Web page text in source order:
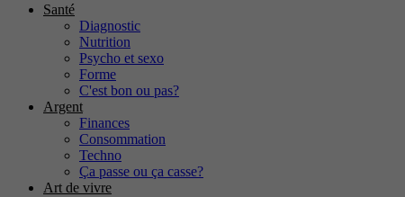
Santé
Diagnostic
Nutrition
Psycho et sexo
Forme
C'est bon ou pas?
Argent
Finances
Consommation
Techno
Ça passe ou ça casse?
Art de vivre